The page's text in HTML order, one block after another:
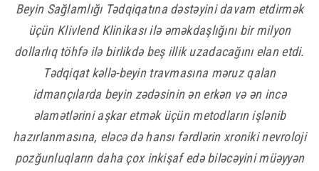
Beyin Sağlamlığı Tədqiqatına dəstəyini davam etdirmək
üçün Klivlend Klinikası ilə əməkdaşlığını bir milyon
dollarlıq töhfə ilə birlikdə beş illik uzadacağını elan etdi.
Tədqiqat kəllə-beyin travmasına məruz qalan
idmançılarda beyin zədəsinin ən erkən və ən incə
əlamətlərini aşkar etmək üçün metodların işlənib
hazırlanmasına, eləcə də hansı fərdlərin xroniki nevroloji
pozğunluqların daha çox inkişaf edə biləcəyini müəyyən